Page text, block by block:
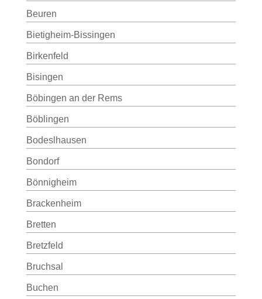
Beuren
Bietigheim-Bissingen
Birkenfeld
Bisingen
Böbingen an der Rems
Böblingen
Bodeslhausen
Bondorf
Bönnigheim
Brackenheim
Bretten
Bretzfeld
Bruchsal
Buchen